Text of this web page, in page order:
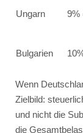
Ungarn 9%
Bulgarien
Wenn
Zielbild:
und nicht die
die